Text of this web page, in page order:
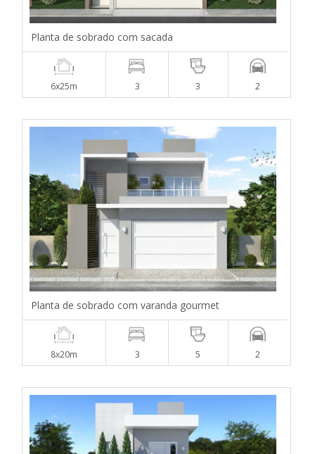
Planta de sobrado com sacada
6x25m 3 3 2
Planta de sobrado com varanda gourmet
8x20m 3 5 2